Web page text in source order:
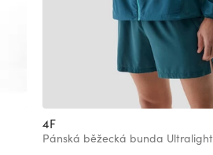
4F
Pánská běžecká bunda